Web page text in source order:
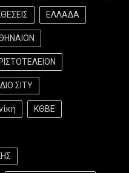
ΕΛΛΑΔΑ
ΣΙΤΥ
ΚΘΒΕ